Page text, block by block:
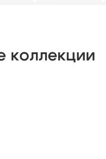
коллекции